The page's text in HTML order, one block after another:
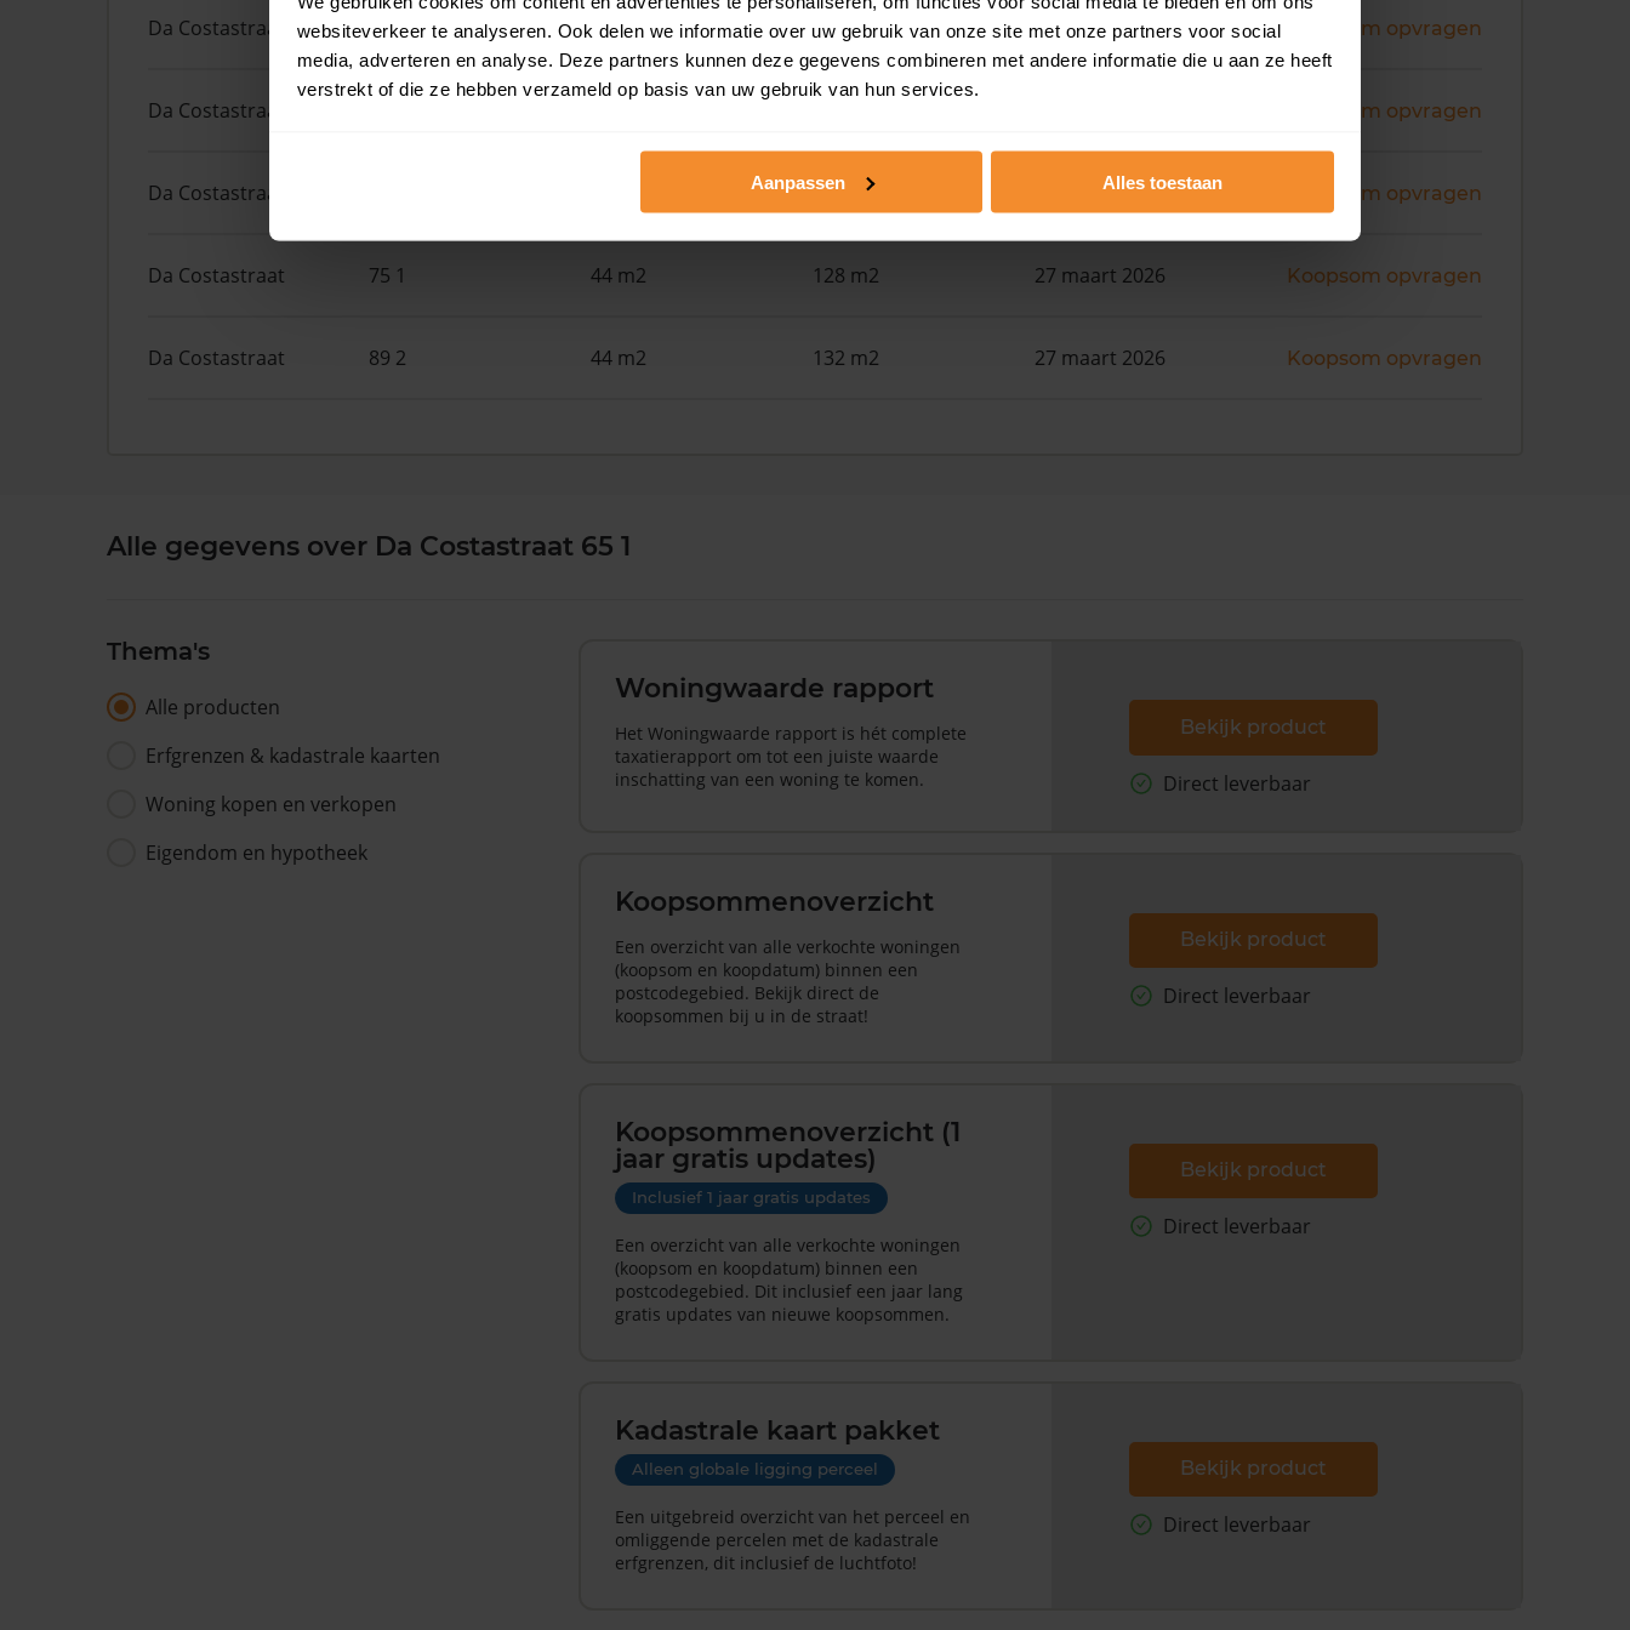
websiteverkeer te analyseren. Ook delen we informatie over uw gebruik van onze site met onze partners voor social
media, adverteren en analyse. Deze partners kunnen deze gegevens combineren met andere informatie die u aan ze heeft
verstrekt of die ze hebben verzameld op basis van uw gebruik van hun services.
Aanpassen Alles toestaan
Da Costastraat 98 34 m2 305 m2 22 juni 2026 Koopsom opvragen
Da Costastraat Koopsom opvragen
Da Costastraat 132 m2 29 mei 2026 Koopsom opvragen
Da Costastraat 75 1 44 m2 128 m2 27 maart 2026 Koopsom opvragen
Da Costastraat 89 2 44 m2 132 m2 27 maart 2026 Koopsom opvragen
Alle gegevens over Da Costastraat 65 1
Thema's
Alle producten
Erfgrenzen & kadastrale kaarten
Woning kopen en verkopen
Eigendom en hypotheek
Woningwaarde rapport
Het Woningwaarde rapport is hét complete
taxatierapport om tot een juiste waarde
inschatting van een woning te komen.
Bekijk product
Direct leverbaar
Koopsommenoverzicht
Een overzicht van alle verkochte woningen
(koopsom en koopdatum) binnen een
postcodegebied. Bekijk direct de
koopsommen bij u in de straat!
Bekijk product
Direct leverbaar
Koopsommenoverzicht (1
jaar gratis updates)
Inclusief 1 jaar gratis updates
Een overzicht van alle verkochte woningen
(koopsom en koopdatum) binnen een
postcodegebied. Dit inclusief een jaar lang
gratis updates van nieuwe koopsommen.
Bekijk product
Direct leverbaar
Kadastrale kaart pakket
Alleen globale ligging perceel
Een uitgebreid overzicht van het perceel en
omliggende percelen met de kadastrale
erfgrenzen, dit inclusief de luchtfoto!
Bekijk product
Direct leverbaar